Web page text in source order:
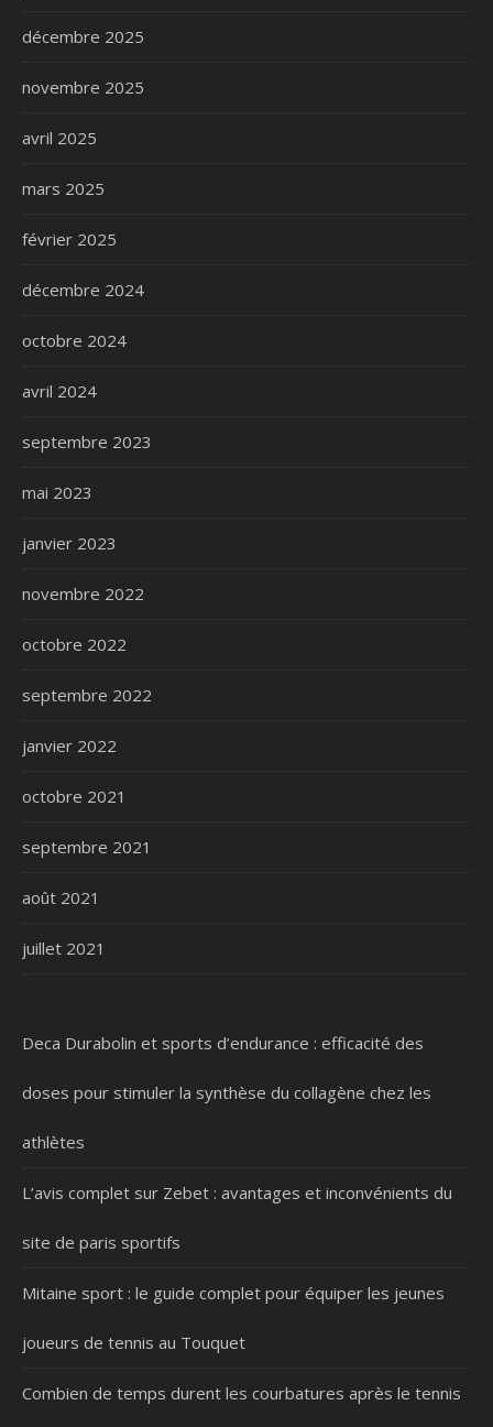
décembre 2025
novembre 2025
avril 2025
mars 2025
février 2025
décembre 2024
octobre 2024
avril 2024
septembre 2023
mai 2023
janvier 2023
novembre 2022
octobre 2022
septembre 2022
janvier 2022
octobre 2021
septembre 2021
août 2021
juillet 2021
Deca Durabolin et sports d’endurance : efficacité des
doses pour stimuler la synthèse du collagène chez les
athlètes
L’avis complet sur Zebet : avantages et inconvénients du
site de paris sportifs
Mitaine sport : le guide complet pour équiper les jeunes
joueurs de tennis au Touquet
Combien de temps durent les courbatures après le tennis